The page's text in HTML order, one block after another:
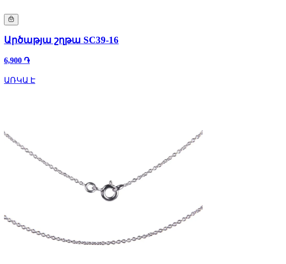
Արծաթյա շղթա SC39-16
6,900 ֏
ԱՌԿԱ Է